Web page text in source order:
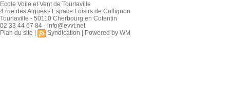
Ecole Voile et Vent de Tourlaville
4 rue des Algues - Espace Loisirs de Collignon
Tourlaville - 50110 Cherbourg en Cotentin
02 33 44 67 84 - info@evvt.net
Plan du site
Syndication Powered by WM